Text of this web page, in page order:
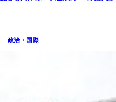
政治・国際